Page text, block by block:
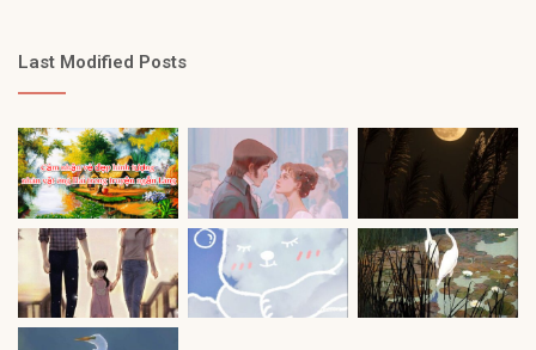
Last Modified Posts